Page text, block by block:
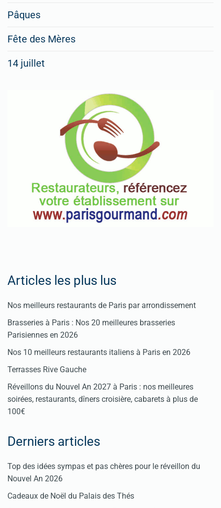
Pâques
Fête des Mères
14 juillet
Articles les plus lus
Nos meilleurs restaurants de Paris par arrondissement
Brasseries à Paris : Nos 20 meilleures brasseries
Parisiennes en 2026
Nos 10 meilleurs restaurants italiens à Paris en 2026
Terrasses Rive Gauche
Réveillons du Nouvel An 2027 à Paris : nos meilleures
soirées, restaurants, dîners croisière, cabarets à plus de
100€
Derniers articles
Top des idées sympas et pas chères pour le réveillon du
Nouvel An 2026
Cadeaux de Noël du Palais des Thés